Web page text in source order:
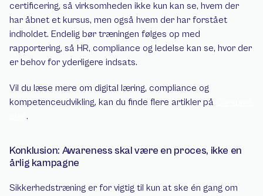
certificering, så virksomheden ikke kun kan se, hvem der
har åbnet et kursus, men også hvem der har forstået
indholdet. Endelig bør træningen følges op med
rapportering, så HR, compliance og ledelse kan se, hvor der
er behov for yderligere indsats.
Vil du læse mere om digital læring, compliance og
kompetenceudvikling, kan du finde flere artikler på
.
Konklusion: Awareness skal være en proces, ikke en
årlig kampagne
Sikkerhedstræning er for vigtig til kun at ske én gang om